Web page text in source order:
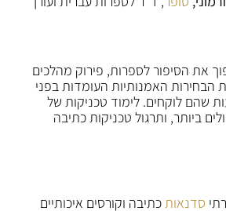
את הסיפור לספרות, פירוק מהלכים
הבחירות האמנותיות העומדות בפני
שהם לוקחים. לימוד טכניקות של
ביותר, ותרגול טכניקות כתיבה
סדנאותכתיבה וקורסים איכותיים